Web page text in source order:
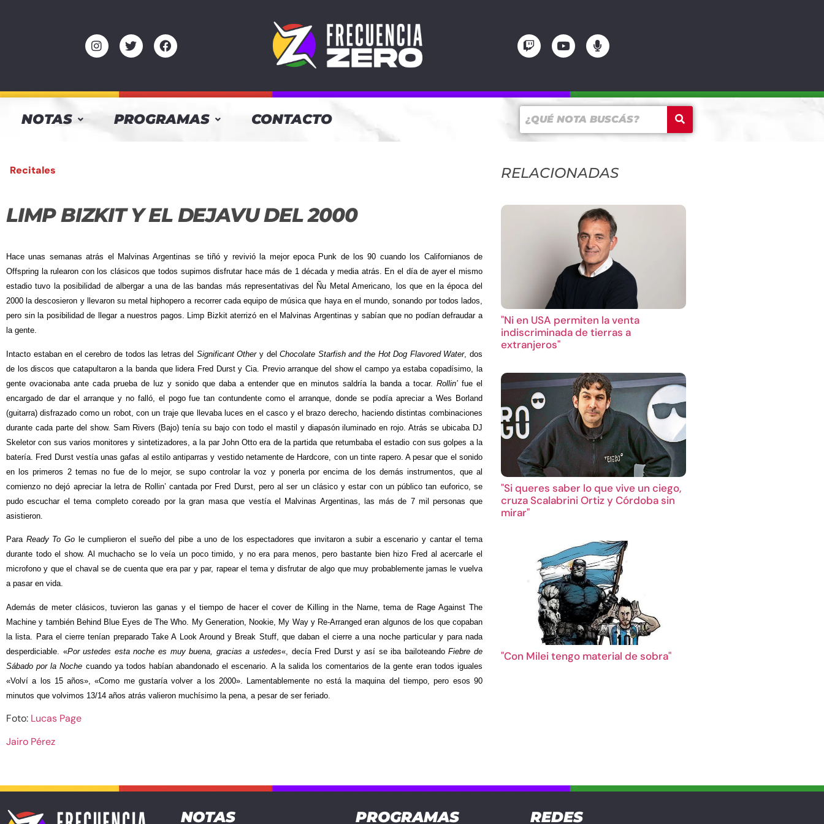
NOTAS PROGRAMAS CONTACTO
Recitales
LIMP BIZKIT Y EL DEJAVU DEL 2000
Hace unas semanas atrás el Malvinas Argentinas se tiñó y revivió la mejor epoca Punk de los 90 cuando los Californianos de
Offspring la rulearon con los clásicos que todos supimos disfrutar hace más de 1 década y media atrás. En el día de ayer el mismo
estadio tuvo la posibilidad de albergar a una de las bandas más representativas del Ñu Metal Americano, los que en la época del
2000 la descosieron y llevaron su metal hiphopero a recorrer cada equipo de música que haya en el mundo, sonando por todos lados,
pero sin la posibilidad de llegar a nuestros pagos. Limp Bizkit aterrizó en el Malvinas Argentinas y sabían que no podían defraudar a
la gente.
Intacto estaban en el cerebro de todos las letras del Significant Othery del Chocolate Starfish and the Hot Dog Flavored Water, dos
de los discos que catapultaron a la banda que lidera Fred Durst y Cia. Previo arranque del show el campo ya estaba copadísimo, la
gente ovacionaba ante cada prueba de luz y sonido que daba a entender que en minutos saldría la banda a tocar. Rollin’fue el
encargado de dar el arranque y no falló, el pogo fue tan contundente como el arranque, donde se podía apreciar a Wes Borland
(guitarra) disfrazado como un robot, con un traje que llevaba luces en el casco y el brazo derecho, haciendo distintas combinaciones
durante cada parte del show. Sam Rivers (Bajo) tenía su bajo con todo el mastil y diapasón iluminado en rojo. Atrás se ubicaba DJ
Skeletor con sus varios monitores y sintetizadores, a la par John Otto era de la partida que retumbaba el estadio con sus golpes a la
batería. Fred Durst vestía unas gafas al estilo antiparras y vestido netamente de Hardcore, con un tinte rapero. A pesar que el sonido
en los primeros 2 temas no fue de lo mejor, se supo controlar la voz y ponerla por encima de los demás instrumentos, que al
comienzo no dejó apreciar la letra de Rollin’ cantada por Fred Durst, pero al ser un clásico y estar con un público tan euforico, se
pudo escuchar el tema completo coreado por la gran masa que vestía el Malvinas Argentinas, las más de 7 mil personas que
asistieron.
ParaReady To Go le cumplieron el sueño del pibe a uno de los espectadores que invitaron a subir a escenario y cantar el tema
durante todo el show. Al muchacho se lo veía un poco timido, y no era para menos, pero bastante bien hizo Fred al acercarle el
microfono y que el chaval se de cuenta que era par y par, rapear el tema y disfrutar de algo que muy probablemente jamas le vuelva
a pasar en vida.
Además de meter clásicos, tuvieron las ganas y el tiempo de hacer el cover de Killing in the Name, tema de Rage Against The
Machine y también Behind Blue Eyes de The Who. My Generation, Nookie, My Way y Re-Arranged eran algunos de los que copaban
la lista. Para el cierre tenían preparado Take A Look Around y Break Stuff, que daban el cierre a una noche particular y para nada
desperdiciable. «Por ustedes esta noche es muy buena, gracias a ustedes«, decía Fred Durst y así se iba bailoteandoFiebre de
Sábado por la Noche cuando ya todos habían abandonado el escenario. A la salida los comentarios de la gente eran todos iguales
«Volví a los 15 años», «Como me gustaría volver a los 2000». Lamentablemente no está la maquina del tiempo, pero esos 90
minutos que volvimos 13/14 años atrás valieron muchísimo la pena, a pesar de ser feriado.
Foto: Lucas Page
Jairo Pérez
RELACIONADAS
"Ni en USA permiten la venta
indiscriminada de tierras a
extranjeros"
"Si queres saber lo que vive un ciego,
cruza Scalabrini Ortiz y Córdoba sin
mirar"
"Con Milei tengo material de sobra"
NOTAS PROGRAMAS REDES